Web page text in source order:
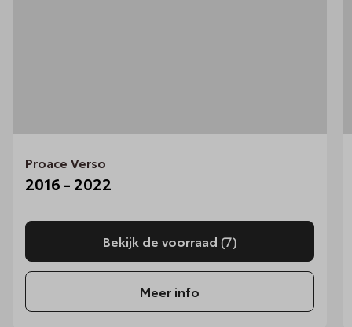
Proace Verso
2016 - 2022
Bekijk de voorraad (7)
Meer info